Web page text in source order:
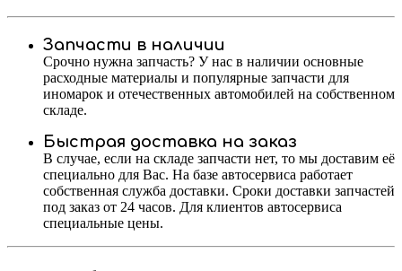
Запчасти в наличии
Срочно нужна запчасть? У нас в наличии основные
расходные материалы и популярные запчасти для
иномарок и отечественных автомобилей на собственном
складе.
Быстрая доставка на заказ
В случае, если на складе запчасти нет, то мы доставим её
специально для Вас. На базе автосервиса работает
собственная служба доставки. Сроки доставки запчастей
под заказ от 24 часов. Для клиентов автосервиса
специальные цены.